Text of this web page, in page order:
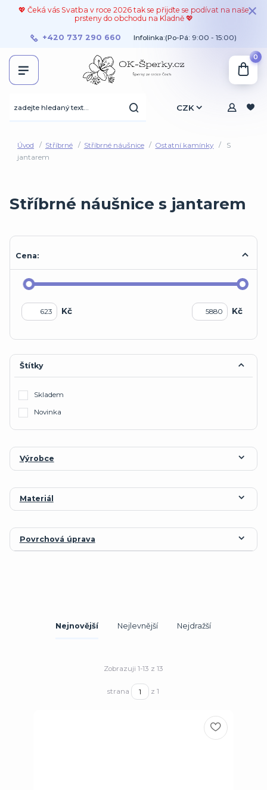
💖 Čeká vás Svatba v roce 2026 tak se přijďte se podívat na naše
prsteny do obchodu na Kladně 💖
CZK
+420 737 290 660 Infolinka:(Po-Pá: 9:00 - 15:00)
0
Úvod Stříbrné Stříbrné náušnice Ostatní kamínky
S
jantarem
Stříbrné náušnice s jantarem
Cena:
Kč Kč
Štítky
Skladem
Novinka
Výrobce
Materiál
Povrchová úprava
Nejnovější Nejlevnější Nejdražší
Zobrazuji 1-13 z 13
strana z 1